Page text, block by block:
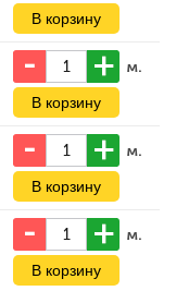
м.
м.
м.